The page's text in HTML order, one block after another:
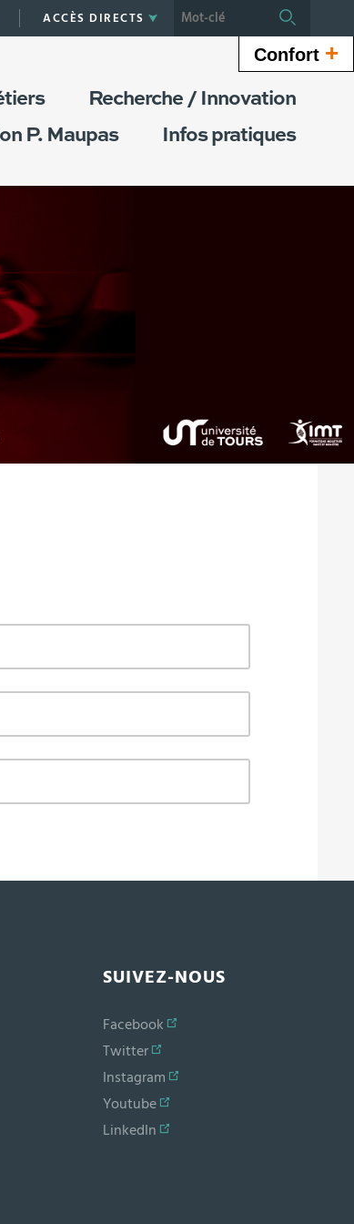
Confort +
au
ACCÈS DIRECTS
Rechercher
Recherche / Innovation
P. Maupas Infos pratiques
SUIVEZ-NOUS
Facebook
Twitter
Instagram
Youtube
LinkedIn